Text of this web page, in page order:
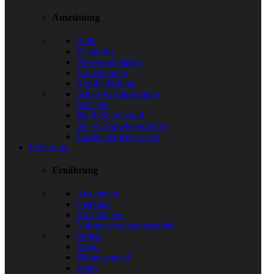
Ausrüstung
Bälle
Elektronik
Fitnessarmbänder
Hometraining
Kopfbedeckung
Schals & Handschuhe
Schläger
Ski & Snowboard
Ski- & Snowboardboots
Taschen & Rucksäcke
Ernährung
Ernährung
Abnehmen
Getränke
Kochbücher
Nahrungsergänzungsmittel
Protein
Riegel
Süßungsmittel
Whey